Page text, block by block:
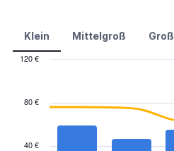
Klein Mittelgroß Groß
40 €
80 €
120 €